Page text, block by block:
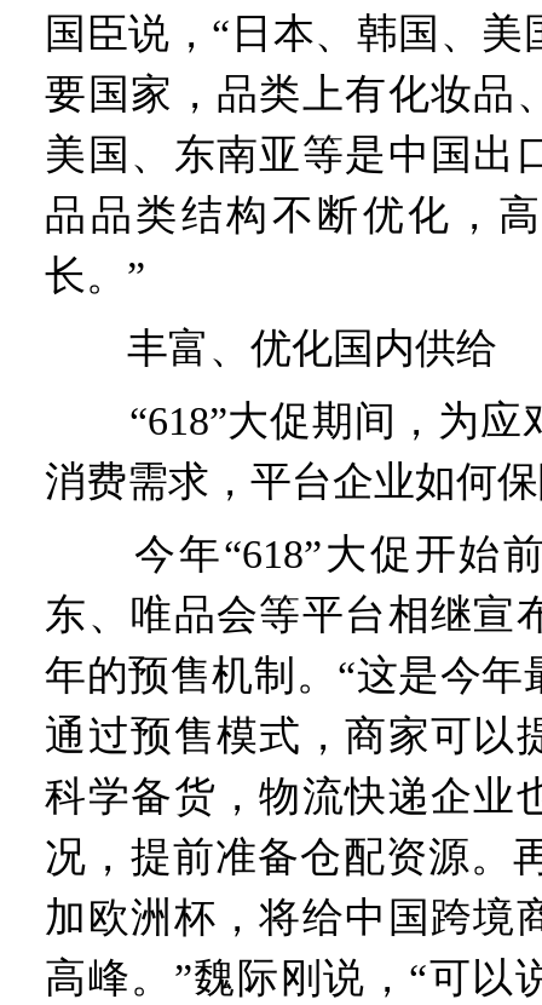
国臣说，“日本、韩国、
要国家，品类上有化妆品
美国、东南亚等是中国出
品品类结构不断优化，
长。”
丰富、优化国内供给
“618”大促期间，为应
消费需求，平台企业如何
今年“618”大促开始
东、唯品会等平台相继宣
年的预售机制。“这是今年
通过预售模式，商家可以
科学备货，物流快递企业
况，提前准备仓配资源。
加欧洲杯，将给中国跨境
高峰。”魏际刚说，“可以